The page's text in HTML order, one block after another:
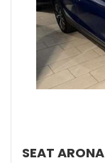
SEAT ARONA